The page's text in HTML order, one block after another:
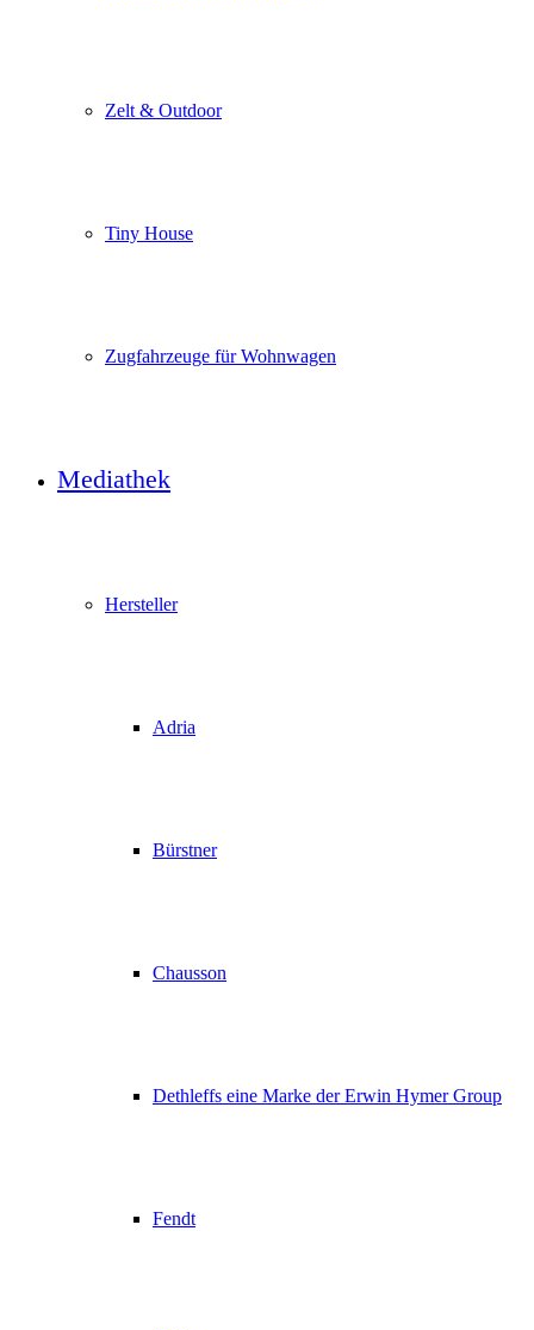
Zelt & Outdoor
Tiny House
Zugfahrzeuge für Wohnwagen
Mediathek
Hersteller
Adria
Bürstner
Chausson
Dethleffs eine Marke der Erwin Hymer Group
Fendt